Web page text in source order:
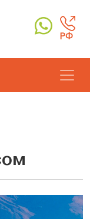
РФ